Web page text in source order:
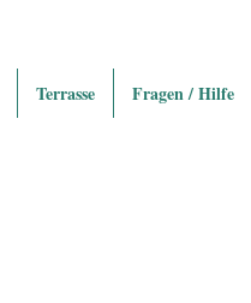
Terrasse Fragen / Hilfe